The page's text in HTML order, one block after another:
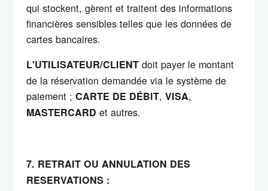
qui stockent, gèrent et traitent des informations
financières sensibles telles que les données de
cartes bancaires.
L'UTILISATEUR/CLIENTdoit payer le montant
de la réservation demandée via le système de
paiement ; CARTE DE DÉBIT, VISA,
MASTERCARD et autres.
7. RETRAIT OU ANNULATION DES
RESERVATIONS :